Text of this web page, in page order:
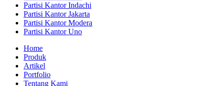
Partisi Kantor Indachi
Partisi Kantor Jakarta
Partisi Kantor Modera
Partisi Kantor Uno
Home
Produk
Artikel
Portfolio
Tentang Kami